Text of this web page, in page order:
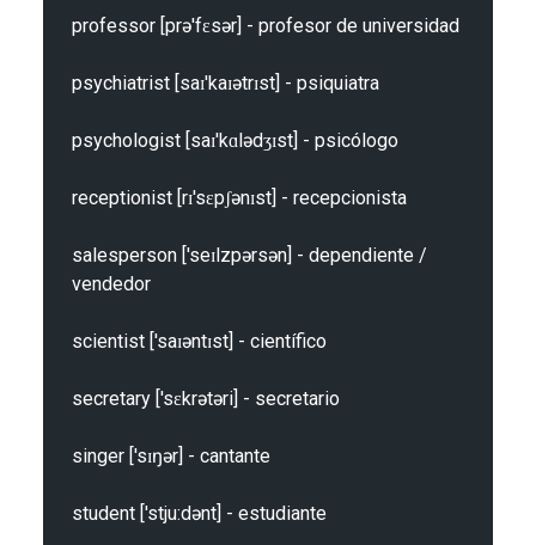
professor [prə'fɛsər] - profesor de universidad
psychiatrist [saɪ'kaɪətrɪst] - psiquiatra
psychologist [saɪ'kɑlədʒɪst] - psicólogo
receptionist [rɪ'sɛpʃənɪst] - recepcionista
salesperson ['seɪlzpərsən] - dependiente /
vendedor
scientist ['saɪəntɪst] - científico
secretary ['sɛkrətəri] - secretario
singer ['sɪŋər] - cantante
student ['stju:dənt] - estudiante